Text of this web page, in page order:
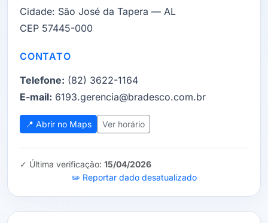
Cidade: São José da Tapera — AL
CEP 57445-000
CONTATO
Telefone: (82) 3622-1164
E-mail: 6193.gerencia@bradesco.com.br
📍 Abrir no Maps Ver horário
✓ Última verificação: 15/04/2026
✏️ Reportar dado desatualizado